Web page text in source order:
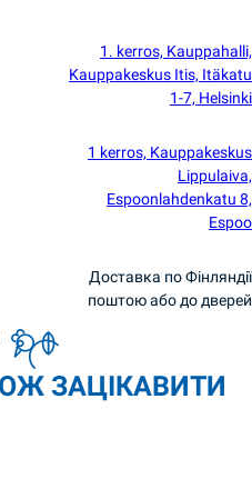
1. kerros, Kauppahalli,
Kauppakeskus Itis, Itäkatu
1-7, Helsinki
1 kerros, Kauppakeskus
Lippulaiva,
Espoonlahdenkatu 8,
Espoo
Доставка по Фінляндії
поштою або до дверей
ЗАЦІКАВИТИ